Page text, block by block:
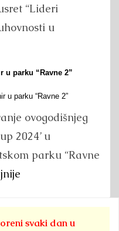
“Lideri
u
u parku “Ravne 2”
ovogodišnjeg
2024’ u
parku “Ravne
svaki dan u